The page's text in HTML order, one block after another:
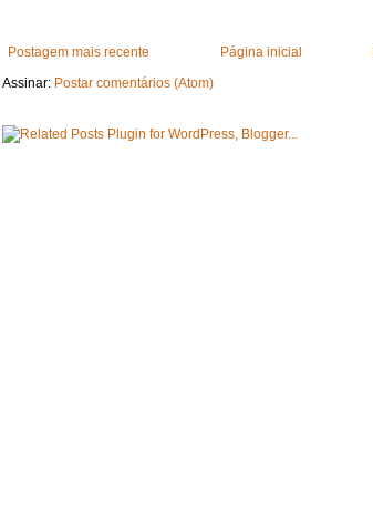
Postagem mais recente
Página inicial
Assinar: Postar comentários (Atom)